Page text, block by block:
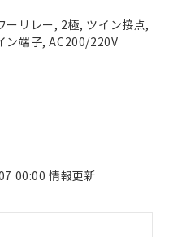
ーリレー, 2極, ツイン接点,
ン端子, AC200/220V
00:00 情報更新